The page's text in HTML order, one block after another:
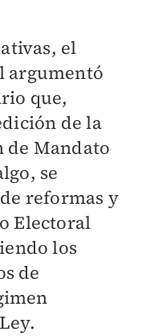
el
argumentó
que,
de la
de Mandato
se
reformas y
Electoral
los
de